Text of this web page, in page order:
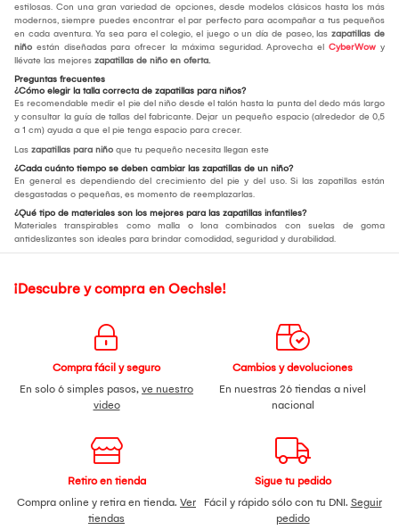
estilosas. Con una gran variedad de opciones, desde modelos clásicos hasta los más
modernos, siempre puedes encontrar el par perfecto para acompañar a tus pequeños
en cada aventura. Ya sea para el colegio, el juego o un día de paseo, las zapatillas de
niño están diseñadas para ofrecer la máxima seguridad. Aprovecha el CyberWow y
llévate las mejores zapatillas de niño en oferta.
Preguntas frecuentes
¿Cómo elegir la talla correcta de zapatillas para niños?
Es recomendable medir el pie del niño desde el talón hasta la punta del dedo más largo
y consultar la guía de tallas del fabricante. Dejar un pequeño espacio (alrededor de 0,5
a 1 cm) ayuda a que el pie tenga espacio para crecer.
Las zapatillas para niño que tu pequeño necesita llegan este
¿Cada cuánto tiempo se deben cambiar las zapatillas de un niño?
En general es dependiendo del crecimiento del pie y del uso. Si las zapatillas están
desgastadas o pequeñas, es momento de reemplazarlas.
¿Qué tipo de materiales son los mejores para las zapatillas infantiles?
Materiales transpirables como malla o lona combinados con suelas de goma
antideslizantes son ideales para brindar comodidad, seguridad y durabilidad.
¡Descubre y compra en Oechsle!
Compra fácil y seguro
En solo 6 simples pasos, ve nuestro
video
Cambios y devoluciones
En nuestras 26 tiendas a nivel
nacional
Retiro en tienda
Compra online y retira en tienda. Ver
tiendas
Sigue tu pedido
Fácil y rápido sólo con tu DNI. Seguir
pedido